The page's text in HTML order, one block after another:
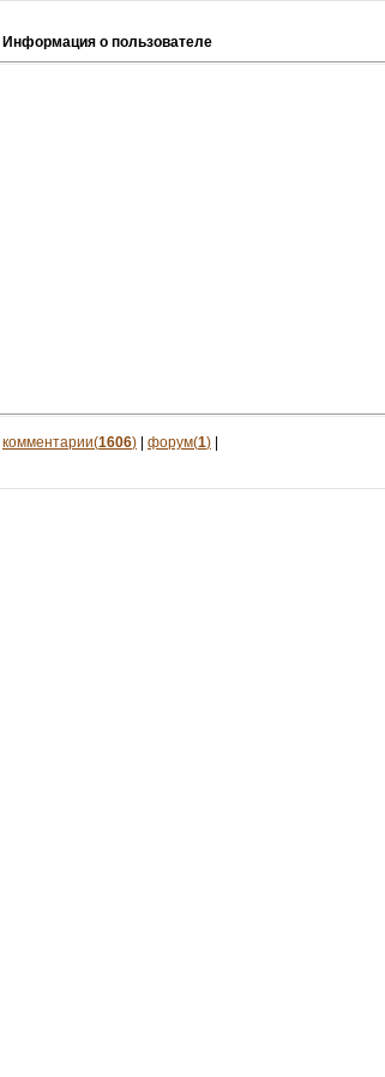
Информация о пользователе
комментарии(1606) форум(1)